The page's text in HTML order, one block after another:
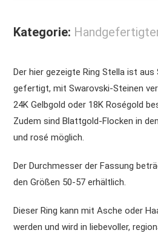
Kategorie:
Der hier gezeigte Ring Stella ist aus
gefertigt, mit Swarovski-Steinen
24K Gelbgold oder 18K Roségold
Zudem sind Blattgold-Flocken in
und rosé möglich.
Der Durchmesser der Fassung
den Größen 50-57 erhältlich.
Dieser Ring kann mit Asche oder
werden und wird in liebevoller,